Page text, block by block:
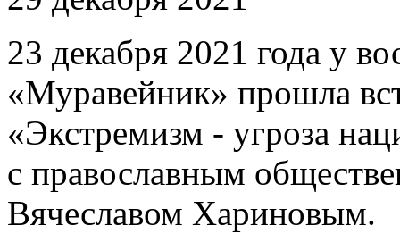
23 декабря 2021 года у
«Муравейник» прошла
«Экстремизм - угроза
с православным
Вячеславом Хариновым.